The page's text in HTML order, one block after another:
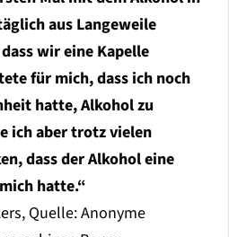
aus Langeweile
wir eine Kapelle
für mich, dass ich noch
hatte, Alkohol zu
ich aber trotz vielen
dass der Alkohol eine
hatte.“
Quelle: Anonyme